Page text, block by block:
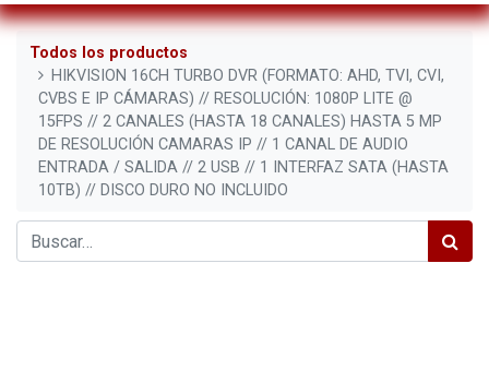
Todos los productos
HIKVISION 16CH TURBO DVR (FORMATO: AHD, TVI, CVI,
CVBS E IP CÁMARAS) // RESOLUCIÓN: 1080P LITE @
15FPS // 2 CANALES (HASTA 18 CANALES) HASTA 5 MP
DE RESOLUCIÓN CAMARAS IP // 1 CANAL DE AUDIO
ENTRADA / SALIDA // 2 USB // 1 INTERFAZ SATA (HASTA
10TB) // DISCO DURO NO INCLUIDO